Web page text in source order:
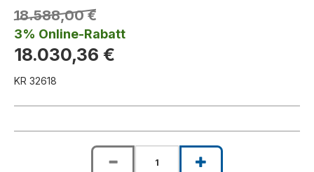
18.588,00 €
3% Online-Rabatt
18.030,36 €
KR 32618